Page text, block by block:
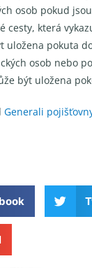
osob pokud
cesty, která
uložena pokuta
osob nebo
být uložena
Generali